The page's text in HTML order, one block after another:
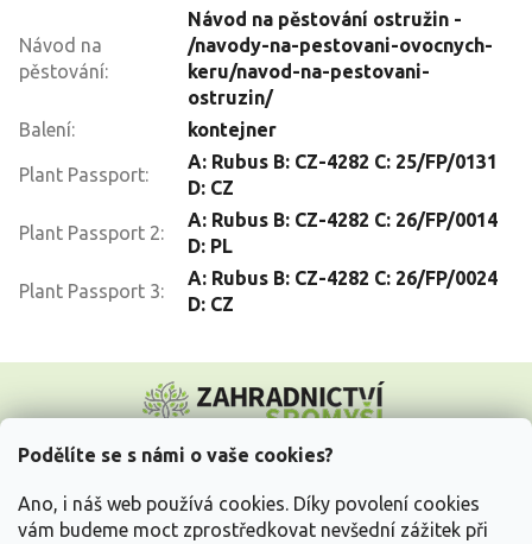
Podělíte se s námi o vaše cookies?
Ano, i náš web používá cookies. Díky povolení cookies
vám budeme moct zprostředkovat nevšední zážitek při
Návod na
pěstování:
Návod na pěstování ostružin -
/navody-na-pestovani-ovocnych-
keru/navod-na-pestovani-
ostruzin/
Balení: kontejner
Plant Passport:
A: Rubus B: CZ-4282 C: 25/FP/0131
D: CZ
Plant Passport 2:
A: Rubus B: CZ-4282 C: 26/FP/0014
D: PL
Plant Passport 3:
A: Rubus B: CZ-4282 C: 26/FP/0024
D: CZ
p
Vše o nákupu